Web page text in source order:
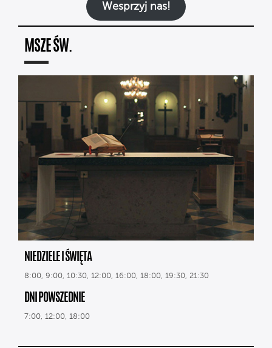
Wesprzyj nas!
MSZE ŚW.
NIEDZIELE I ŚWIĘTA
8:00, 9:00, 10:30, 12:00, 16:00, 18:00, 19:30, 21:30
DNI POWSZEDNIE
7:00, 12:00, 18:00